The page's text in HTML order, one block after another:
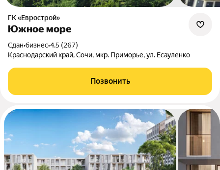
ГК «Еврострой»
Южное море
Сдан•бизнес•4.5 (267)
Краснодарский край, Сочи, мкр. Приморье, ул. Есауленко
Позвонить